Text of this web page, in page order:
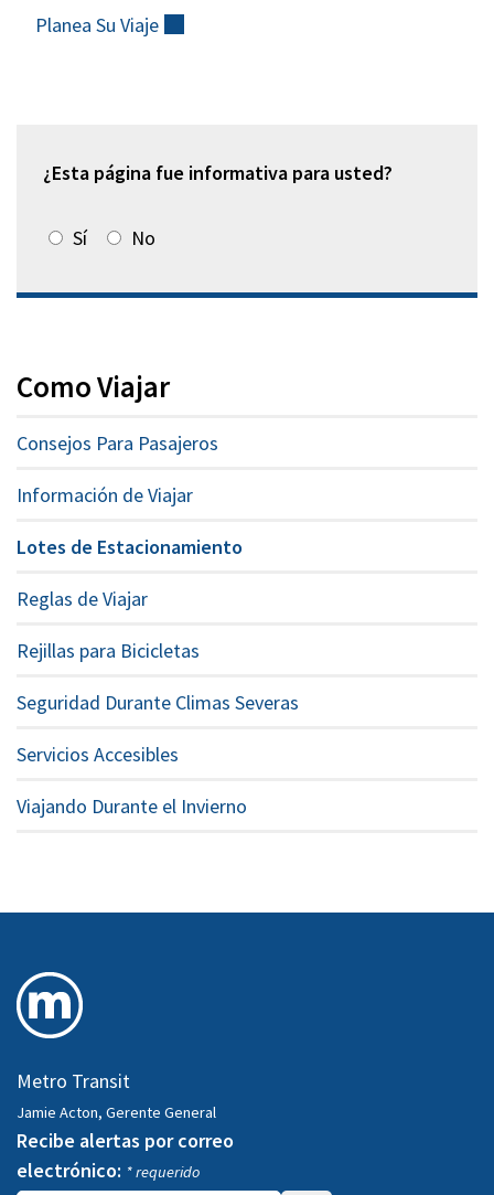
Planea SuViaje
¿Esta página fue informativa para usted?
Sí No
Como Viajar
Consejos Para Pasajeros
Información de Viajar
Lotes de Estacionamiento
Reglas de Viajar
Rejillas para Bicicletas
Seguridad Durante Climas Severas
Servicios Accesibles
Viajando Durante el Invierno
Metro Transit
Jamie Acton, Gerente General
Recibe alertas por correo
electrónico: * requerido